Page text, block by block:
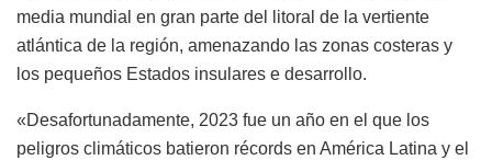
media mundial en gran parte del litoral de la vertiente
atlántica de la región, amenazando las zonas costeras y
los pequeños Estados insulares e desarrollo.
«Desafortunadamente, 2023 fue un año en el que los
peligros climáticos batieron récords en América Latina y el